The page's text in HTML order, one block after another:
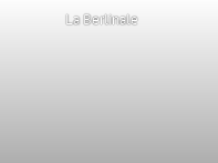
La Berlinale